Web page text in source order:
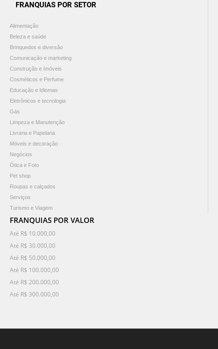
FRANQUIAS POR SETOR
Alimentação
Beleza e saúde
Brinquedos e diversão
Comunicação e marketing
Construção e Imóveis
Cosméticos e Perfume
Educação e Idiomas
Eletrônicos e tecnologia
Gás
Limpeza e Manutenção
Livraria e Papelaria
Móveis e decoração
Negócios
Ótica e Foto
Pet shop
Roupas e calçados
Serviços
Turismo e Viagem
FRANQUIAS POR VALOR
Até R$ 10.000,00
Até R$ 30.000,00
Até R$ 50.000,00
Até R$ 100.000,00
Até R$ 200.000,00
Até R$ 300.000,00